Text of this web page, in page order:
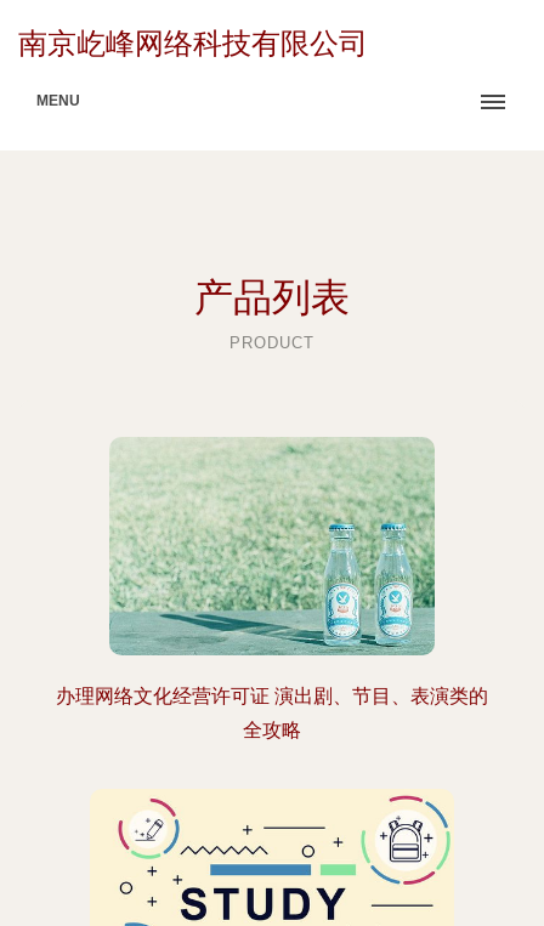
南京屹峰网络科技有限公司
MENU
产品列表
PRODUCT
办理网络文化经营许可证 演出剧、节目、表演类的
全攻略